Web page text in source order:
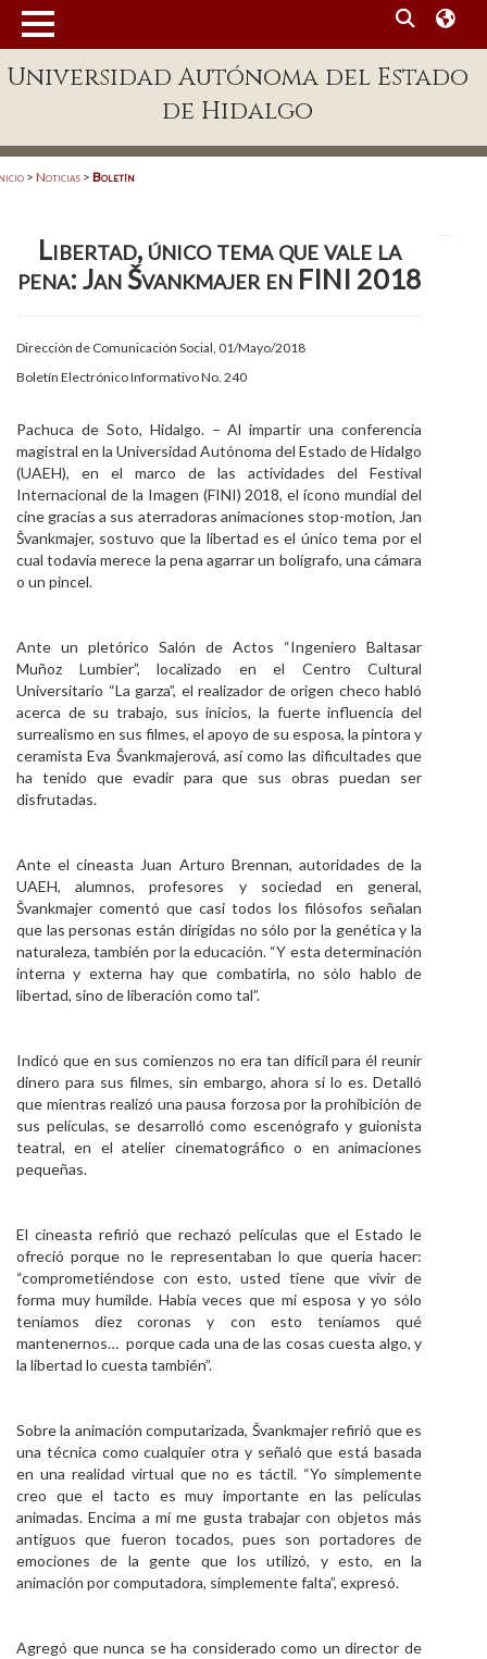
Enlaces
Patronato
Publicaciones en línea
Acreditación Internacional
Alumnado
Aspirantes
Personal
Alumni
Universidad Autónoma del Estado
de Hidalgo
> Noticias > Boletín
Libertad, único tema que vale la
pena: Jan Švankmajer en FINI 2018
Dirección de Comunicación Social, 01/Mayo/2018
Boletín Electrónico Informativo No. 240
Pachuca de Soto, Hidalgo. – Al impartir una conferencia
magistral en la Universidad Autónoma del Estado de Hidalgo
(UAEH), en el marco de las actividades del Festival
Internacional de la Imagen (FINI) 2018, el ícono mundial del
cine gracias a sus aterradoras animaciones stop-motion, Jan
Švankmajer, sostuvo que la libertad es el único tema por el
cual todavía merece la pena agarrar un bolígrafo, una cámara
o un pincel.
Ante un pletórico Salón de Actos “Ingeniero Baltasar
Muñoz Lumbier”, localizado en el Centro Cultural
Universitario “La garza”, el realizador de origen checo habló
acerca de su trabajo, sus inicios, la fuerte influencia del
surrealismo en sus filmes, el apoyo de su esposa, la pintora y
ceramista Eva Švankmajerová, así como las dificultades que
ha tenido que evadir para que sus obras puedan ser
disfrutadas.
Ante el cineasta Juan Arturo Brennan, autoridades de la
UAEH, alumnos, profesores y sociedad en general,
Švankmajer comentó que casi todos los filósofos señalan
que las personas están dirigidas no sólo por la genética y la
naturaleza, también por la educación. “Y esta determinación
interna y externa hay que combatirla, no sólo hablo de
libertad, sino de liberación como tal”.
Indicó que en sus comienzos no era tan difícil para él reunir
dinero para sus filmes, sin embargo, ahora sí lo es. Detalló
que mientras realizó una pausa forzosa por la prohibición de
sus películas, se desarrolló como escenógrafo y guionista
teatral, en el atelier cinematográfico o en animaciones
pequeñas.
El cineasta refirió que rechazó películas que el Estado le
ofreció porque no le representaban lo que quería hacer:
“comprometiéndose con esto, usted tiene que vivir de
forma muy humilde. Había veces que mi esposa y yo sólo
teníamos diez coronas y con esto teníamos qué
mantenernos… porque cada una de las cosas cuesta algo, y
la libertad lo cuesta también”.
Sobre la animación computarizada, Švankmajer refirió que es
una técnica como cualquier otra y señaló que está basada
en una realidad virtual que no es táctil. “Yo simplemente
creo que el tacto es muy importante en las películas
animadas. Encima a mí me gusta trabajar con objetos más
antiguos que fueron tocados, pues son portadores de
emociones de la gente que los utilizó, y esto, en la
animación por computadora, simplemente falta”, expresó.
Agregó que nunca se ha considerado como un director de